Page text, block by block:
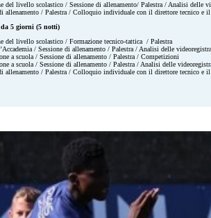
del livello scolastico / Sessione di allenamento/ Palestra / Analisi delle
allenamento / Palestra / Colloquio individuale con il direttore tecnico e
da 5 giorni (5 notti)
del livello scolastico / Formazione tecnico-tattica / Palestra
/ Sessione di allenamento / Palestra / Analisi delle
a scuola / Sessione di allenamento / Palestra / Competizioni
a scuola / Sessione di allenamento / Palestra / Analisi delle
allenamento / Palestra / Colloquio individuale con il direttore tecnico e